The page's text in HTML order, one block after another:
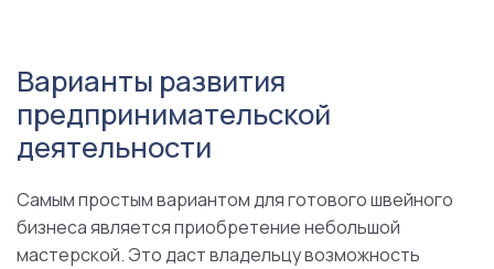
Варианты развития
предпринимательской
деятельности
Самым простым вариантом для готового швейного
бизнеса является приобретение небольшой
мастерской. Это даст владельцу возможность